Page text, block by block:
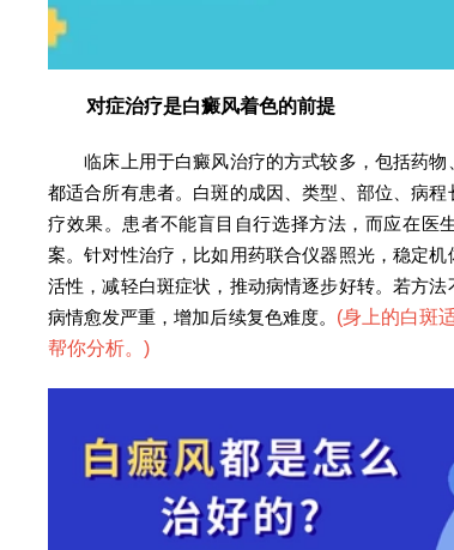
对症治疗是白癜风着色的前提
临床上用于白癜风治疗的方式较多，包括药物
都适合所有患者。白斑的成因、类型、部位、病
疗效果。患者不能盲目自行选择方法，而应在医
案。针对性治疗，比如用药联合仪器照光，稳定
活性，减轻白斑症状，推动病情逐步好转。若方
病情愈发严重，增加后续复色难度。 (身上的白斑
帮你分析。 )